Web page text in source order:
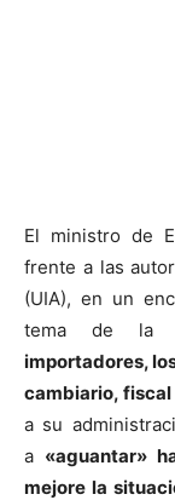
El ministro de
frente a las
(UIA), en un
tema de la
importadores,
cambiario,
a su
a «aguantar»
mejore la